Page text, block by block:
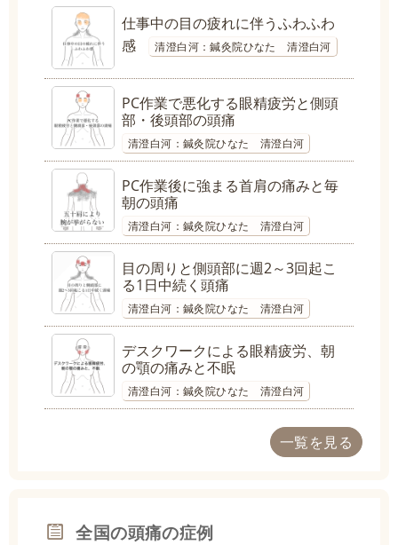
仕事中の目の疲れに伴うふわふわ
感
清澄白河：鍼灸院ひなた 清澄白河
PC作業で悪化する眼精疲労と側頭
部・後頭部の頭痛
清澄白河：鍼灸院ひなた 清澄白河
PC作業後に強まる首肩の痛みと毎
朝の頭痛
清澄白河：鍼灸院ひなた 清澄白河
目の周りと側頭部に週2～3回起こ
る1日中続く頭痛
清澄白河：鍼灸院ひなた 清澄白河
デスクワークによる眼精疲労、朝
の顎の痛みと不眠
清澄白河：鍼灸院ひなた 清澄白河
一覧を見る
全国の頭痛の症例